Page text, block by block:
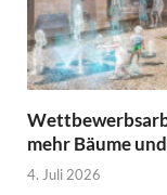
mehr Bäume
4. Juli 2026